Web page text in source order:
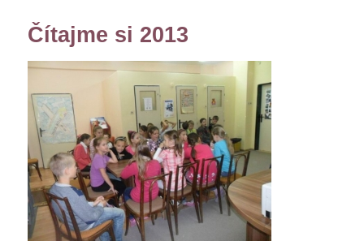
Čítajme si 2013